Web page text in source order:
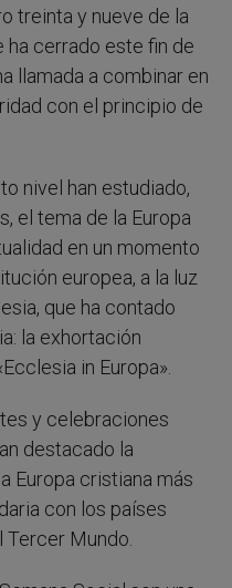
treinta y nueve de la
ha cerrado este fin de
llamada a combinar en
con el principio de
nivel han estudiado,
el tema de la Europa
en un momento
europea, a la luz
que ha contado
la exhortación
in Europa».
y celebraciones
destacado la
Europa cristiana más
con los países
Mundo.